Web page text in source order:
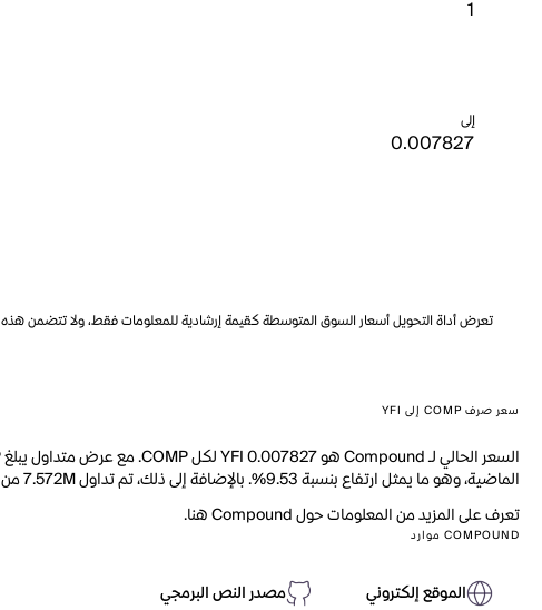
إلى
تعرض أداة التحويل أسعار السوق المتوسطة كقيمة إرشادية للمعلومات فقط، ولا تتضمن هذه
سعر صرف COMP إلى YFI
الماضية، وهو ما يمثل ارتفاع بنسبة 9.53%. بالإضافة إلى ذلك، تم تداول 7.572M من COMP خلال اليوم الماضي.
تعرف على المزيد من المعلومات حول Compound هنا.
COMPOUND موارد
الموقع إلكتروني مصدر النص البرمجي